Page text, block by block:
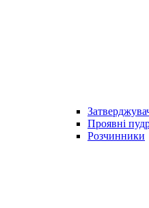
Проявні
Розчинники